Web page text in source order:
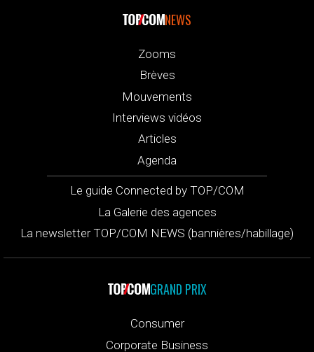
NEWS
Zooms
Brèves
Mouvements
Interviews vidéos
Articles
Agenda
Le guide Connected by TOP/COM
La Galerie des agences
La newsletter TOP/COM NEWS (bannières/habillage)
GRAND PRIX
Consumer
Corporate Business